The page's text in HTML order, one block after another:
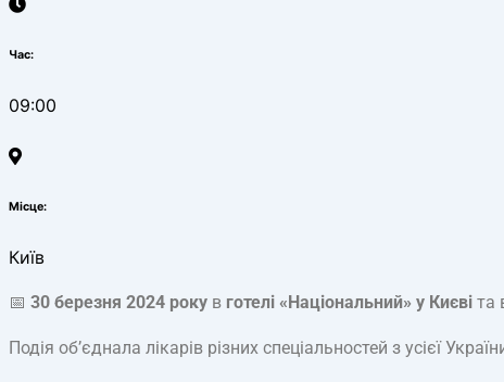
Час:
09:00
Місце:
Київ
📅 30 березня 2024 року в готелі «Національний» у Києві та
Подія об’єднала лікарів різних спеціальностей з усієї